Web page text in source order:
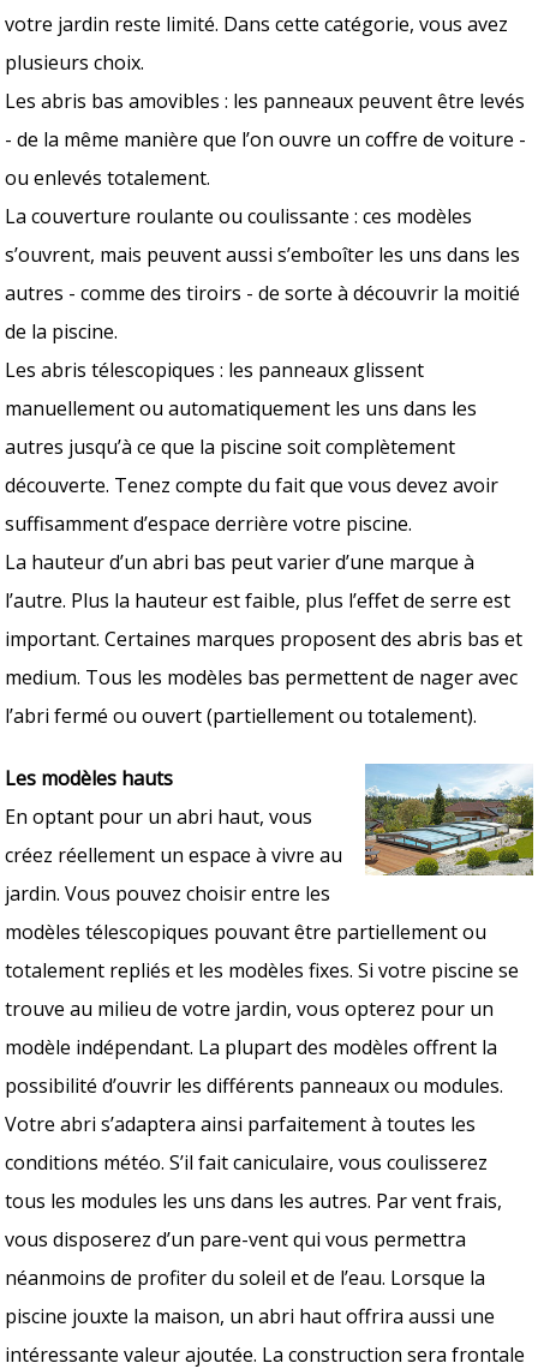
votre jardin reste limité. Dans cette catégorie, vous avez
plusieurs choix.
Les abris bas amovibles : les panneaux peuvent être levés
- de la même manière que l’on ouvre un coffre de voiture -
ou enlevés totalement.
La couverture roulante ou coulissante : ces modèles
s’ouvrent, mais peuvent aussi s’emboîter les uns dans les
autres - comme des tiroirs - de sorte à découvrir la moitié
de la piscine.
Les abris télescopiques : les panneaux glissent
manuellement ou automatiquement les uns dans les
autres jusqu’à ce que la piscine soit complètement
découverte. Tenez compte du fait que vous devez avoir
suffisamment d’espace derrière votre piscine.
La hauteur d’un abri bas peut varier d’une marque à
l’autre. Plus la hauteur est faible, plus l’effet de serre est
important. Certaines marques proposent des abris bas et
medium. Tous les modèles bas permettent de nager avec
l’abri fermé ou ouvert (partiellement ou totalement).
Les modèles hauts
En optant pour un abri haut, vous
créez réellement un espace à vivre au
jardin. Vous pouvez choisir entre les
modèles télescopiques pouvant être partiellement ou
totalement repliés et les modèles fixes. Si votre piscine se
trouve au milieu de votre jardin, vous opterez pour un
modèle indépendant. La plupart des modèles offrent la
possibilité d’ouvrir les différents panneaux ou modules.
Votre abri s’adaptera ainsi parfaitement à toutes les
conditions météo. S’il fait caniculaire, vous coulisserez
tous les modules les uns dans les autres. Par vent frais,
vous disposerez d’un pare-vent qui vous permettra
néanmoins de profiter du soleil et de l’eau. Lorsque la
piscine jouxte la maison, un abri haut offrira aussi une
intéressante valeur ajoutée. La construction sera frontale